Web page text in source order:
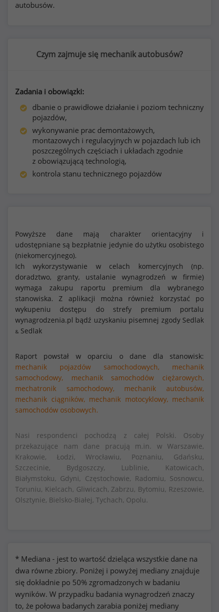
autobusów.
Czym zajmuje się mechanik autobusów?
Zadania i obowiązki:
dbanie o prawidłowe działanie i poziom techniczny
pojazdów,
wykonywanie prac demontażowych,
montazowych i regulacyjnych w pojazdach lub ich
poszczególnych częściach i układach zgodnie
z obowiązującą technologią,
kontrola stanu technicznego pojazdów
Powyższe dane mają charakter orientacyjny i
udostępniane są bezpłatnie jedynie do użytku osobistego
(niekomercyjnego).
Ich wykorzystywanie w celach komercyjnych (np.
doradztwo, granty, ustalanie wynagrodzeń w firmie)
wymaga zakupu raportu premium dla wybranego
stanowiska. Z aplikacji można również korzystać po
wykupeniu dostępu do strefy premium portalu
wynagrodzenia.pl bądź uzyskaniu pisemnej zgody Sedlak
& Sedlak
Raport powstał w oparciu o dane dla stanowisk:
mechanik pojazdów samochodowych,
mechanik
samochodowy,
mechanik samochodów ciężarowych,
mechatronik samochodowy,
mechanik autobusów,
mechanik ciągników, mechanik motocyklowy, mechanik
samochodów osobowych.
Nasi respondenci pochodzą z całej Polski. Osoby
przekazujące nam dane pracują m.in. w Warszawie,
Krakowie, Łodzi, Wrocławiu, Poznaniu, Gdańsku,
Szczecinie, Bydgoszczy, Lublinie, Katowicach,
Białymstoku, Gdyni, Częstochowie, Radomiu, Sosnowcu,
Toruniu, Kielcach, Gliwicach, Zabrzu, Bytomiu, Rzeszowie,
Olsztynie, Bielsko-Białej, Tychach, Opolu.
* Mediana - jest to wartość dzieląca wszystkie dane na
dwa równe zbiory. Poniżej i powyżej mediany znajduje
się dokładnie po 50% zgromadzonych w badaniu
wyników. W przypadku badania wynagrodzeń znaczy
to, że połowa badanych zarabia poniżej mediany